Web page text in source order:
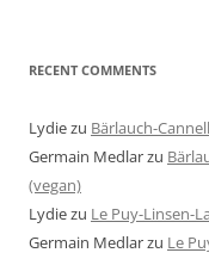
RECENT COMMENTS
Lydiezu Bärlauch-
Germain Medlarzu
(vegan)
Lydiezu Le Puy-Linsen-
Germain Medlarzu Le